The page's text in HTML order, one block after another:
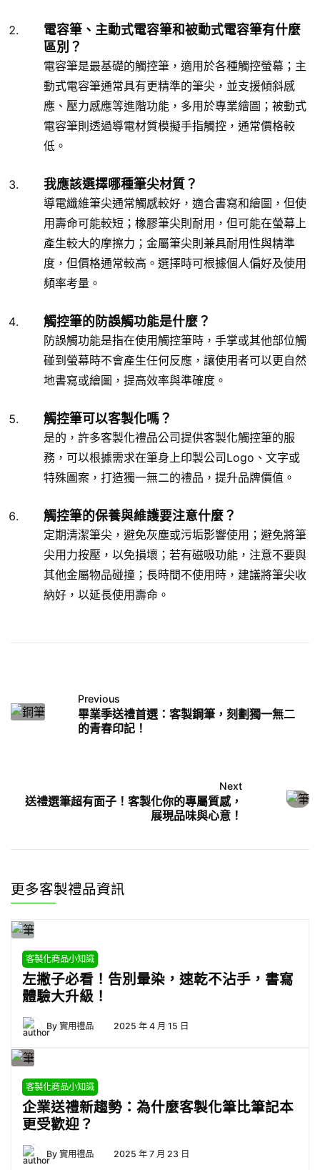
電容筆、主動式電容筆和被動式電容筆有什麼
區別？
電容筆是最基礎的觸控筆，適用於各種觸控螢幕；主
動式電容筆通常具有更精準的筆尖，並支援傾斜感
應、壓力感應等進階功能，多用於專業繪圖；被動式
電容筆則透過導電材質模擬手指觸控，通常價格較
低。
我應該選擇哪種筆尖材質？
導電纖維筆尖通常觸感較好，適合書寫和繪圖，但使
用壽命可能較短；橡膠筆尖則耐用，但可能在螢幕上
產生較大的摩擦力；金屬筆尖則兼具耐用性與精準
度，但價格通常較高。選擇時可根據個人偏好及使用
頻率考量。
觸控筆的防誤觸功能是什麼？
防誤觸功能是指在使用觸控筆時，手掌或其他部位觸
碰到螢幕時不會產生任何反應，讓使用者可以更自然
地書寫或繪圖，提高效率與準確度。
觸控筆可以客製化嗎？
是的，許多客製化禮品公司提供客製化觸控筆的服
務，可以根據需求在筆身上印製公司Logo、文字或
特殊圖案，打造獨一無二的禮品，提升品牌價值。
觸控筆的保養與維護要注意什麼？
定期清潔筆尖，避免灰塵或污垢影響使用；避免將筆
尖用力按壓，以免損壞；若有磁吸功能，注意不要與
其他金屬物品碰撞；長時間不使用時，建議將筆尖收
納好，以延長使用壽命。
Previous
畢業季送禮首選：客製鋼筆，刻劃獨一無二
的青春印記！
Next
送禮選筆超有面子！客製化你的專屬質感，
展現品味與心意！
更多客製禮品資訊
客製化商品小知識
左撇子必看！告別暈染，速乾不沾手，書寫
體驗大升級！
By 實用禮品 2025 年 4 月 15 日
客製化商品小知識
企業送禮新趨勢：為什麼客製化筆比筆記本
更受歡迎？
By 實用禮品 2025 年 7 月 23 日